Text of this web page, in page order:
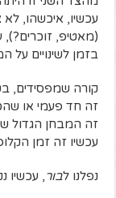
עכשיו, איכשהו,
(מאטיפ,
בזמן לשינויים על
קורה שמפסידים,
זה חד פעמי או
זה המבחן הגדול
עכשיו זה זמן
נפלנו לבור, עכשיו